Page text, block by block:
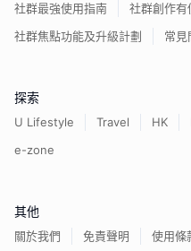
社群最強使用指南
社群創作有
社群焦點功能及升級計劃
常見
探索
U Lifestyle Travel HK
e-zone
其他
關於我們 免責聲明 使用條